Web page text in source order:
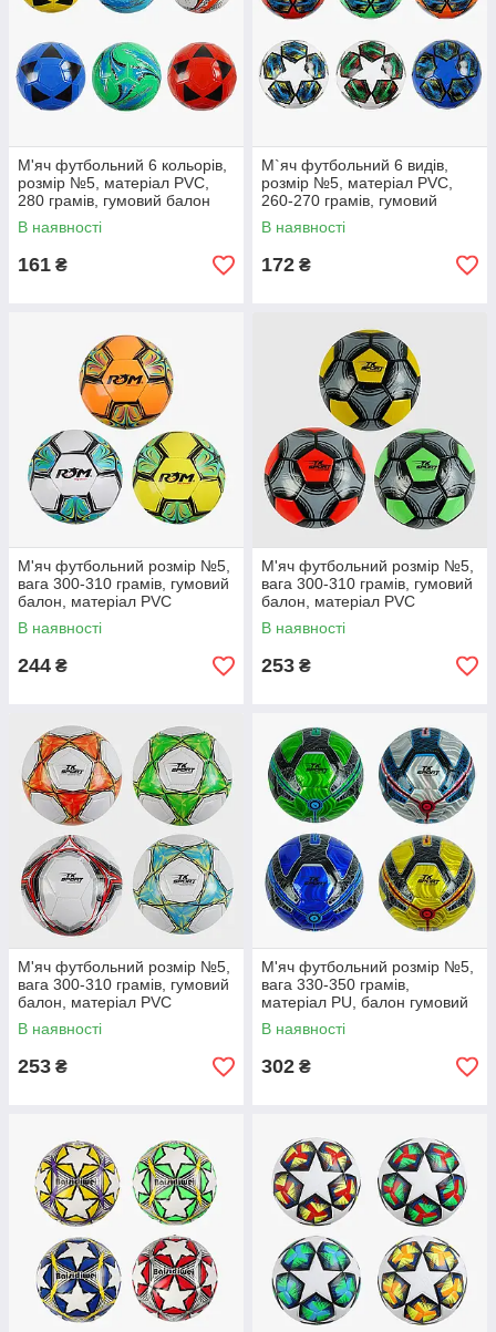
М'яч футбольний 6 кольорів,
розмір №5, матеріал PVC,
280 грамів, гумовий балон
В наявності
161 ₴
М`яч футбольний 6 видів,
розмір №5, матеріал PVC,
260-270 грамів, гумовий
балон
В наявності
172 ₴
М'яч футбольний розмір №5,
вага 300-310 грамів, гумовий
балон, матеріал PVC
В наявності
244 ₴
М'яч футбольний розмір №5,
вага 300-310 грамів, гумовий
балон, матеріал PVC
В наявності
253 ₴
М'яч футбольний розмір №5,
вага 300-310 грамів, гумовий
балон, матеріал PVC
В наявності
253 ₴
М'яч футбольний розмір №5,
вага 330-350 грамів,
матеріал PU, балон гумовий
В наявності
302 ₴